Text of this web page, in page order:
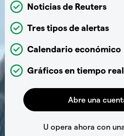
Noticias de Reuters
Tres tipos de alertas
Calendario económico
Gráficos en tiempo real